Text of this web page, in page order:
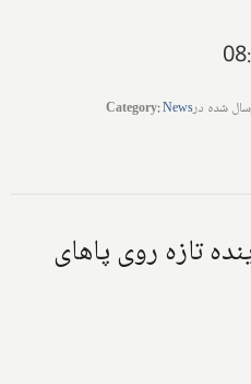
شده در Category:News
تازه روی پاهای